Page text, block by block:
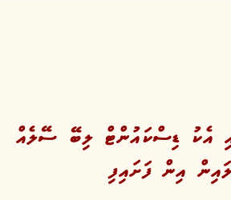
އެކު ޑިސްކައުންޓް ލިބޭ ސޭލެއް
އިން ފަށައިފި